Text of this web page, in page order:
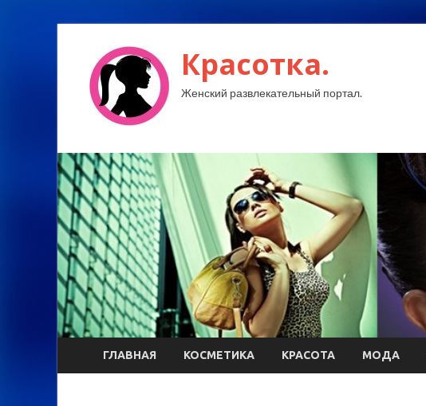
Красотка.
Женский развлекательный портал.
ГЛАВНАЯ КОСМЕТИКА КРАСОТА МОДА